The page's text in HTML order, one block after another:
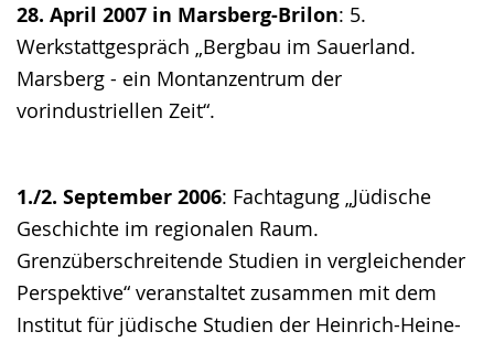
28. April 2007 in Marsberg-Brilon: 5.
Werkstattgespräch „Bergbau im Sauerland.
Marsberg - ein Montanzentrum der
vorindustriellen Zeit“.
1./2. September 2006: Fachtagung „Jüdische
Geschichte im regionalen Raum.
Grenzüberschreitende Studien in vergleichender
Perspektive“ veranstaltet zusammen mit dem
Institut für jüdische Studien der Heinrich-Heine-